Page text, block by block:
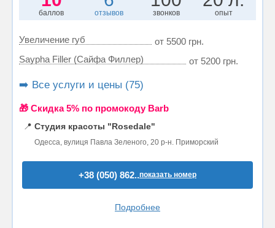
баллов отзывов звонков опыт
Увеличение губ
от 5500 грн.
Saypha Filler (Сайфа Филлер)
от 5200 грн.
➡️ Все услуги и цены (75)
🎁 Cкидка 5% по промокоду Barb
📍 Студия красоты "Rosedale"
Одесса, вулиця Павла Зеленого, 20 р-н. Приморский
+38 (050) 862..показать номер
Подробнее